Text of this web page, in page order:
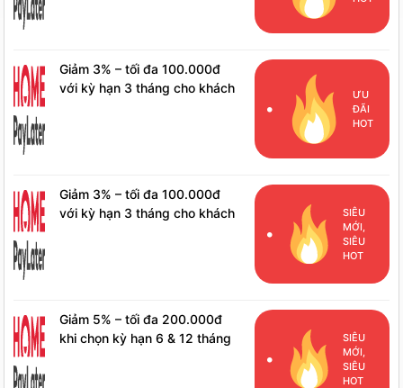
Giảm 3% – tối đa 100.000đ
với kỳ hạn 3 tháng cho khách
ƯU
ĐÃI
HOT
Giảm 3% – tối đa 100.000đ
với kỳ hạn 3 tháng cho khách
SIÊU
MỚI,
SIÊU
HOT
Giảm 5% – tối đa 200.000đ
khi chọn kỳ hạn 6 & 12 tháng
SIÊU
MỚI,
SIÊU
HOT